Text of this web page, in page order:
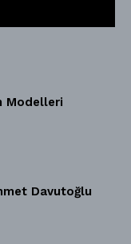
Modelleri
Davutoğlu